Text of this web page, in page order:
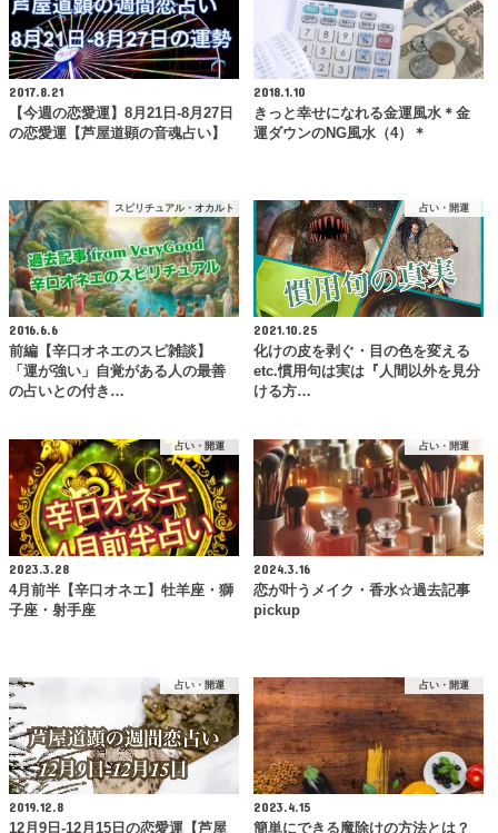
2017.8.21
【今週の恋愛運】8月21日-8月27日
の恋愛運【芦屋道顕の音魂占い】
2018.1.10
きっと幸せになれる金運風水＊金
運ダウンのNG風水（4）＊
スピリチュアル・オカルト
2016.6.6
前編【辛口オネエのスピ雑談】
「運が強い」自覚がある人の最善
の占いとの付き…
占い・開運
2021.10.25
化けの皮を剥ぐ・目の色を変える
etc.慣用句は実は『人間以外を見分
ける方…
占い・開運
2023.3.28
4月前半【辛口オネエ】牡羊座・獅
子座・射手座
占い・開運
2024.3.16
恋が叶うメイク・香水☆過去記事
pickup
占い・開運
2019.12.8
12月9日-12月15日の恋愛運【芦屋
占い・開運
2023.4.15
簡単にできる魔除けの方法とは？